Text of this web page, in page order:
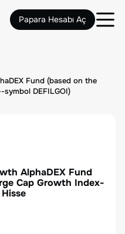
Papara Hesabı Aç
Fund (based on the
DEFILGOI)
AlphaDEX Fund
Cap Growth Index-